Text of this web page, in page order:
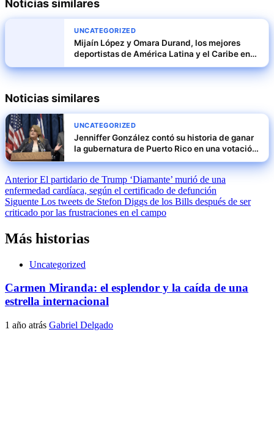
Noticias similares
UNCATEGORIZED
Mijaín López y Omara Durand, los mejores
deportistas de América Latina y el Caribe en
2024
Noticias similares
UNCATEGORIZED
Jenniffer González contó su historia de ganar
la gubernatura de Puerto Rico en una votación
marcada por resultados sin precedentes
Navegación
de
entradas
AnteriorEl partidario de Trump ‘Diamante’ murió de una
enfermedad cardíaca, según el certificado de defunción
Siguente Los tweets de Stefon Diggs de los Bills después de ser
criticado por las frustraciones en el campo
Más historias
Uncategorized
Carmen Miranda: el esplendor y la caída de una
estrella internacional
1 año atrás Gabriel Delgado